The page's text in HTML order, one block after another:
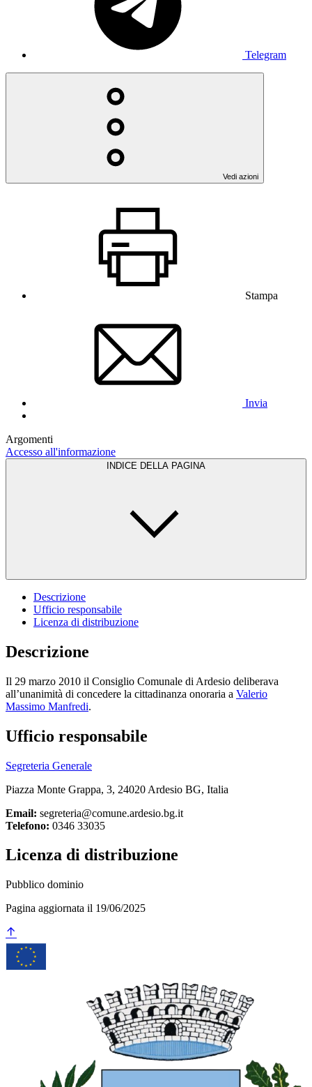
Telegram
Vedi azioni
Stampa
Invia
Argomenti
Accesso all'informazione
INDICE DELLA PAGINA
Descrizione
Ufficio responsabile
Licenza di distribuzione
Descrizione
Il 29 marzo 2010 il Consiglio Comunale di Ardesio deliberava
all’unanimità di concedere la cittadinanza onoraria a Valerio
Massimo Manfredi.
Ufficio responsabile
Segreteria Generale
Piazza Monte Grappa, 3, 24020 Ardesio BG, Italia
Email: segreteria@comune.ardesio.bg.it
Telefono: 0346 33035
Licenza di distribuzione
Pubblico dominio
Pagina aggiornata il 19/06/2025